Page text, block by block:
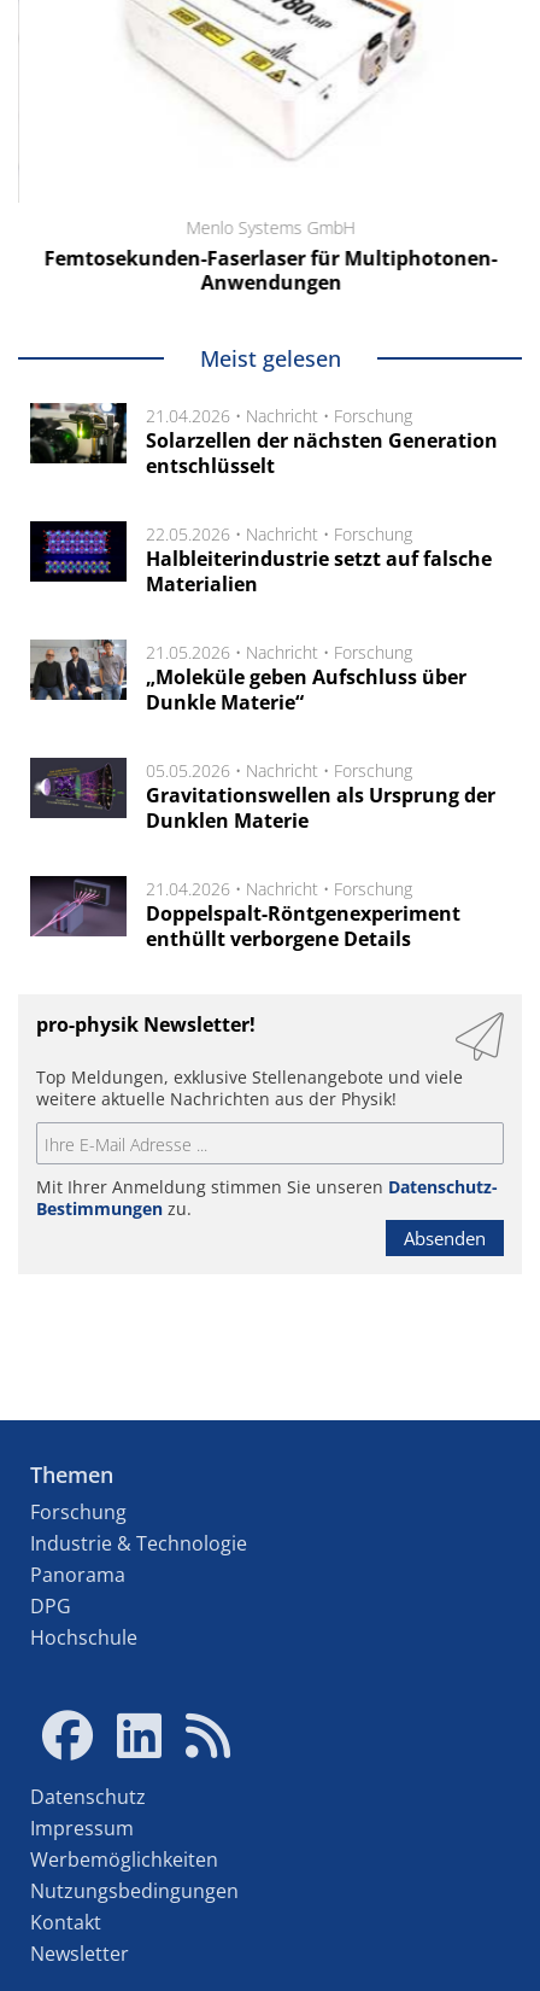
Menlo Systems GmbH
Femtosekunden-Faserlaser für Multiphotonen-
Anwendungen
Meist gelesen
21.04.2026 • Nachricht • Forschung
Solarzellen der nächsten Generation
entschlüsselt
22.05.2026 • Nachricht • Forschung
Halbleiterindustrie setzt auf falsche
Materialien
21.05.2026 • Nachricht • Forschung
„Moleküle geben Aufschluss über
Dunkle Materie“
05.05.2026 • Nachricht • Forschung
Gravitationswellen als Ursprung der
Dunklen Materie
21.04.2026 • Nachricht • Forschung
Doppelspalt-Röntgenexperiment
enthüllt verborgene Details
pro-physik Newsletter!
Top Meldungen, exklusive Stellenangebote und viele
weitere aktuelle Nachrichten aus der Physik!
Mit Ihrer Anmeldung stimmen Sie unseren Datenschutz-
Bestimmungen zu.
Absenden
Themen
Forschung
Industrie & Technologie
Panorama
DPG
Hochschule
Datenschutz
Impressum
Werbemöglichkeiten
Nutzungsbedingungen
Kontakt
Newsletter